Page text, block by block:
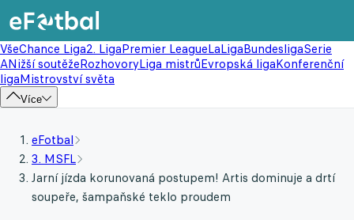
VšeChance Liga2. LigaPremier LeagueLaLigaBundesligaSerie
ANižší soutěžeRozhovoryLiga mistrůEvropská ligaKonferenční
ligaMistrovství světa
Více
eFotbal
3. MSFL
Jarní jízda korunovaná postupem! Artis dominuje a drtí
soupeře, šampaňské teklo proudem